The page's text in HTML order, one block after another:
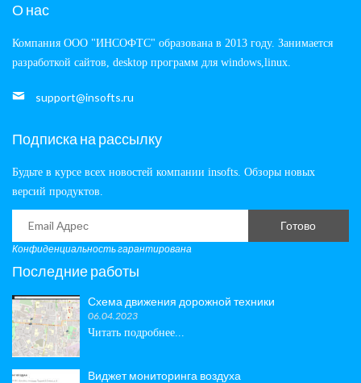
О нас
Компания ООО "ИНСОФТС" образована в 2013 году. Занимается
разработкой сайтов, desktop программ для windows,linux.
support@insofts.ru
Подписка на рассылку
Будьте в курсе всех новостей компании insofts. Обзоры новых
версий продуктов.
Готово
Конфиденциальность гарантирована
Последние работы
Схема движения дорожной техники
06.04.2023
Читать подробнее...
Виджет мониторинга воздуха